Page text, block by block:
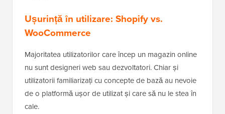
Ușurință în utilizare: Shopify vs.
WooCommerce
Majoritatea utilizatorilor care încep un magazin online
nu sunt designeri web sau dezvoltatori. Chiar și
utilizatorii familiarizați cu concepte de bază au nevoie
de o platformă ușor de utilizat și care să nu le stea în
cale.